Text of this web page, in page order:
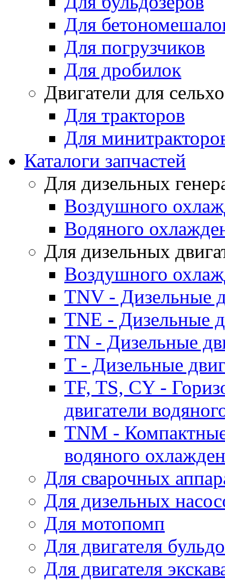
Для
Для погрузчиков
Для дробилок
Двигатели для
Для тракторов
Для
Каталоги запчастей
Для дизельных
Воздушного
Водяного
Для дизельных
Воздушного
TNV - Дизельные
TNE - Дизельные
TN - Дизельные
T - Дизельные
TF, TS, CY -
двигатели
TNM -
водяного
Для сварочных
Для дизельных
Для мотопомп
Для двигателя
Для двигателя